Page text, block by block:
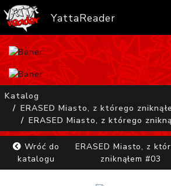
YattaReader
Home
FAQ
Mangi
Katalog
ERASED Miasto, z którego
ERASED Miasto, z którego
Wróć do
katalogu
ERASED Miasto, z
zniknąłem #03